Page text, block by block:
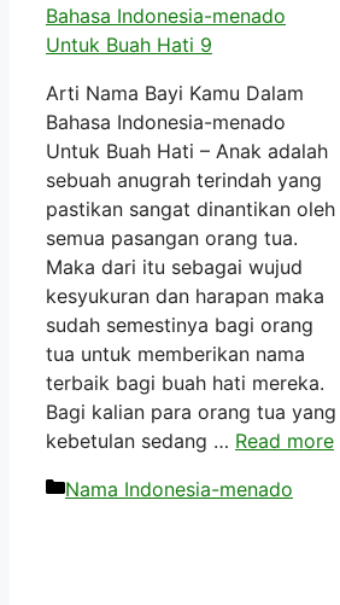
Arti Nama Bayi Kamu Dalam
Bahasa Indonesia-menado
Untuk Buah Hati – Anak adalah
sebuah anugrah terindah yang
pastikan sangat dinantikan oleh
semua pasangan orang tua.
Maka dari itu sebagai wujud
kesyukuran dan harapan maka
sudah semestinya bagi orang
tua untuk memberikan nama
terbaik bagi buah hati mereka.
Bagi kalian para orang tua yang
kebetulan sedang … Read more
Kategori
Nama Indonesia-menado